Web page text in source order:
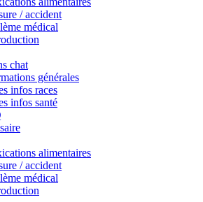
/ accident
médical
chat
générales
infos races
infos santé
alimentaires
/ accident
médical